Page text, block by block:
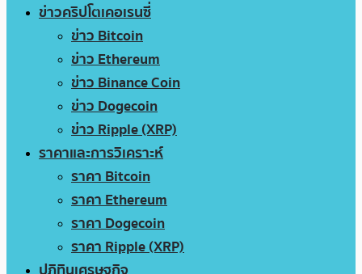
ข่าวคริปโตเคอเรนซี่
ข่าว Bitcoin
ข่าว Ethereum
ข่าว Binance Coin
ข่าว Dogecoin
ข่าว Ripple (XRP)
ราคาและการวิเคราะห์
ราคา Bitcoin
ราคา Ethereum
ราคา Dogecoin
ราคา Ripple (XRP)